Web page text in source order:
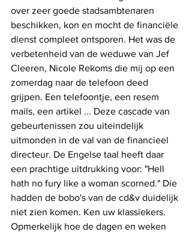
over zeer goede stadsambtenaren
beschikken, kon en mocht de financiële
dienst compleet ontsporen. Het was de
verbetenheid van de weduwe van Jef
Cleeren, Nicole Rekoms die mij op een
zomerdag naar de telefoon deed
grijpen. Een telefoontje, een resem
mails, een artikel ... Deze cascade van
gebeurtenissen zou uiteindelijk
uitmonden in de val van de financieel
directeur. De Engelse taal heeft daar
een prachtige uitdrukking voor: "Hell
hath no fury like a woman scorned." Die
hadden de bobo's van de cd&v duidelijk
niet zien komen. Ken uw klassiekers.
Opmerkelijk hoe de dagen en weken